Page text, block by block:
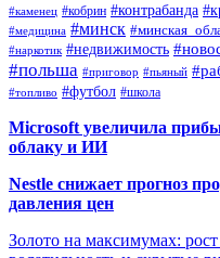
#каменец #кобрин #контрабанда
#медицина #минск
#наркотик #недвижимость
#польша #приговор #пьяный
#топливо #футбол #школа
Microsoft увеличила
облаку и ИИ
Nestle снижает прогноз
давления цен
Золото на максимумах: